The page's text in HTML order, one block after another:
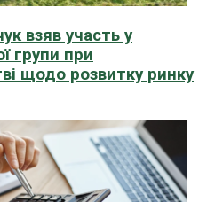
взяв участь у
групи при
щодо розвитку ринку